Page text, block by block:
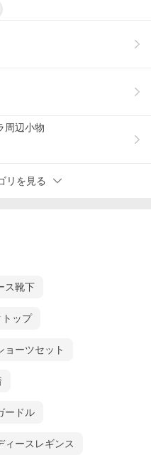
周辺小物
リを見る
ス靴下
トップ
ョーツセット
ードル
ィースレギンス